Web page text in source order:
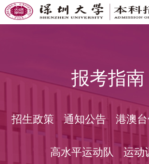
报考指南
招生政策 通知公告 港澳
高水平运动队 运动